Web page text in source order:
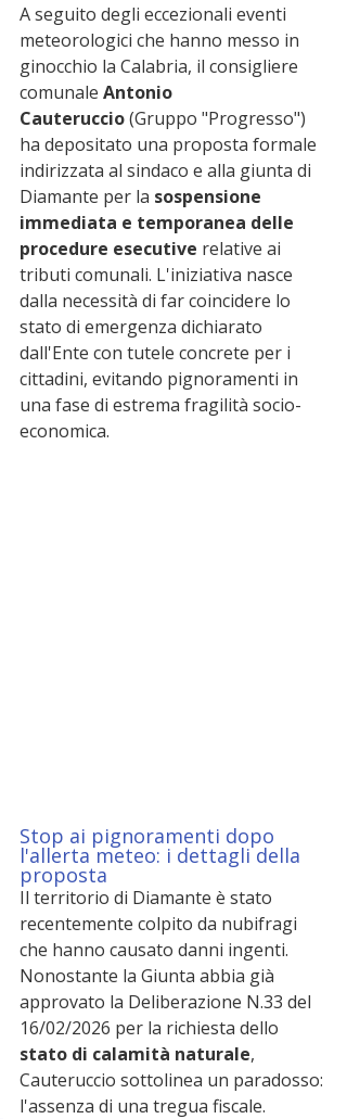
A seguito degli eccezionali eventi
meteorologici che hanno messo in
ginocchio la Calabria, il consigliere
comunale Antonio
Cauteruccio (Gruppo "Progresso")
ha depositato una proposta formale
indirizzata al sindaco e alla giunta di
Diamante per la sospensione
immediata e temporanea delle
procedure esecutive relative ai
tributi comunali. L'iniziativa nasce
dalla necessità di far coincidere lo
stato di emergenza dichiarato
dall'Ente con tutele concrete per i
cittadini, evitando pignoramenti in
una fase di estrema fragilità socio-
economica.
Stop ai pignoramenti dopo
l'allerta meteo: i dettagli della
proposta
Il territorio di Diamante è stato
recentemente colpito da nubifragi
che hanno causato danni ingenti.
Nonostante la Giunta abbia già
approvato la Deliberazione N.33 del
16/02/2026 per la richiesta dello
stato di calamità naturale,
Cauteruccio sottolinea un paradosso:
l'assenza di una tregua fiscale.